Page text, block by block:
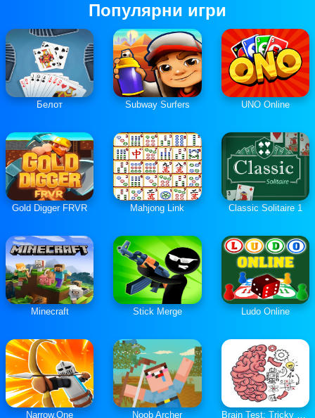
Популярни игри
Белот Subway Surfers UNO Online
Gold Digger FRVR Mahjong Link Classic Solitaire 1
Minecraft Stick Merge Ludo Online
Narrow.One Noob Archer Brain Test: Tricky Puzzles